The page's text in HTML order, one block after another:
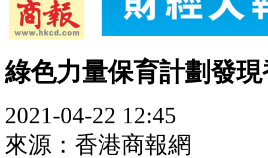
綠色力量保育計劃發
2021-04-22 12:45
來源：香港商報網